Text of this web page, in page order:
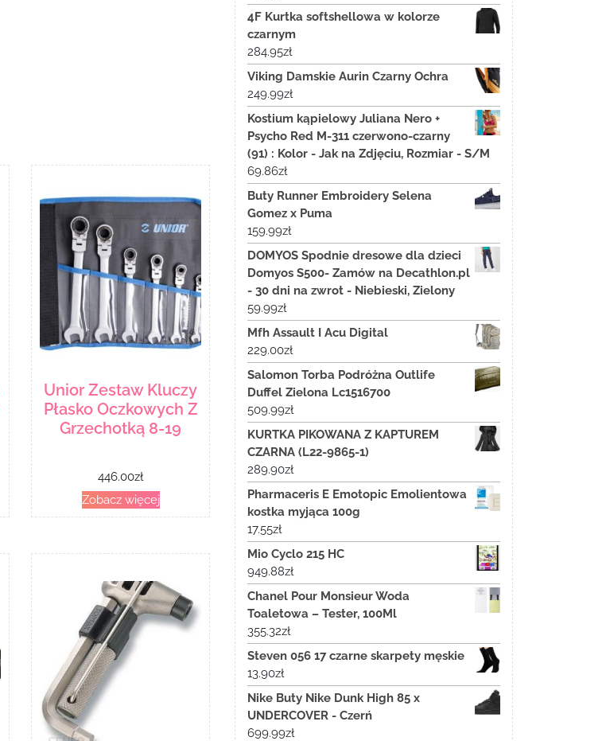
Unior Zestaw Kluczy
Płasko Oczkowych Z
Grzechotką 8-19
446.00zł
Zobacz więcej
4F Kurtka softshellowa w kolorze
czarnym
284.95zł
Viking Damskie Aurin Czarny Ochra
249.99zł
Kostium kąpielowy Juliana Nero +
Psycho Red M-311 czerwono-czarny
(91) : Kolor - Jak na Zdjęciu, Rozmiar - S/M
69.86zł
Buty Runner Embroidery Selena
Gomez x Puma
159.99zł
DOMYOS Spodnie dresowe dla dzieci
Domyos S500- Zamów na Decathlon.pl
- 30 dni na zwrot - Niebieski, Zielony
59.99zł
Mfh Assault I Acu Digital
229.00zł
Salomon Torba Podróżna Outlife
Duffel Zielona Lc1516700
509.99zł
KURTKA PIKOWANA Z KAPTUREM
CZARNA (L22-9865-1)
289.90zł
Pharmaceris E Emotopic Emolientowa
kostka myjąca 100g
17.55zł
Mio Cyclo 215 HC
949.88zł
Chanel Pour Monsieur Woda
Toaletowa – Tester, 100Ml
355.32zł
Steven 056 17 czarne skarpety męskie
13.90zł
Nike Buty Nike Dunk High 85 x
UNDERCOVER - Czerń
699.99zł